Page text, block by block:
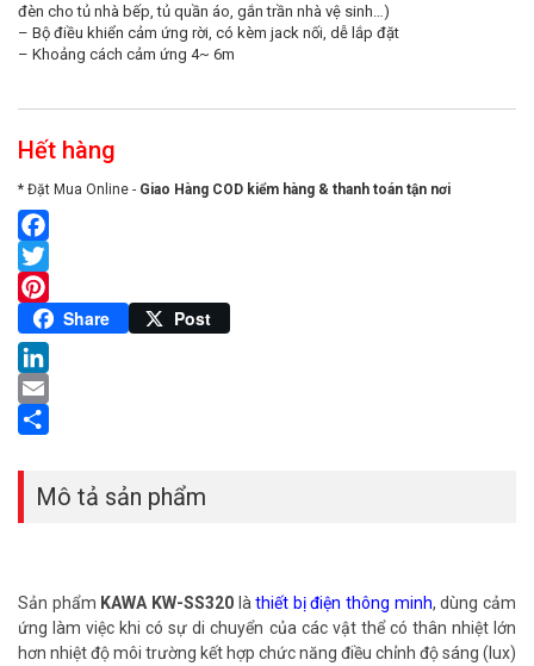
đèn cho tủ nhà bếp, tủ quần áo, gắn trần nhà vệ sinh…)
– Bộ điều khiển cảm ứng rời, có kèm jack nối, dễ lắp đặt
– Khoảng cách cảm ứng 4~ 6m
Hết hàng
* Đặt Mua Online - Giao Hàng COD kiểm hàng & thanh toán tận nơi
Facebook
Twitter
Pinterest
Share Post
LinkedIn
Email
Mô tả sản phẩm
Sản phẩm KAWA KW-SS320làthiết bị điện thông minh, dùng cảm
ứng làm việc khi có sự di chuyển của các vật thể có thân nhiệt lớn
hơn nhiệt độ môi trường kết hợp chức năng điều chỉnh độ sáng (lux)